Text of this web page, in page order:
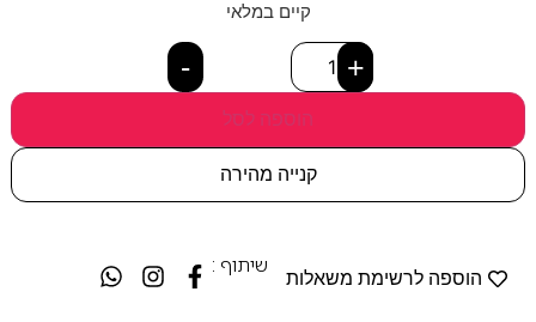
קיים במלאי
- +
הוספה לסל
קנייה מהירה
הוספה לרשימת משאלות
שיתוף :